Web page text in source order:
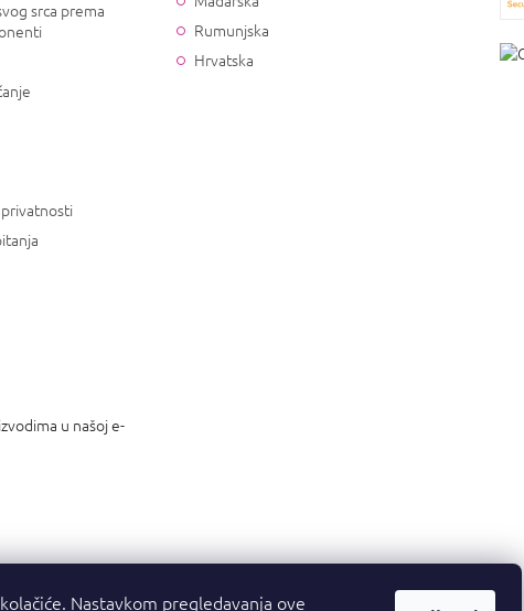
Nastavkom pregledavanja ove
srca prema
Rumunjska
Hrvatska
u našoj e-